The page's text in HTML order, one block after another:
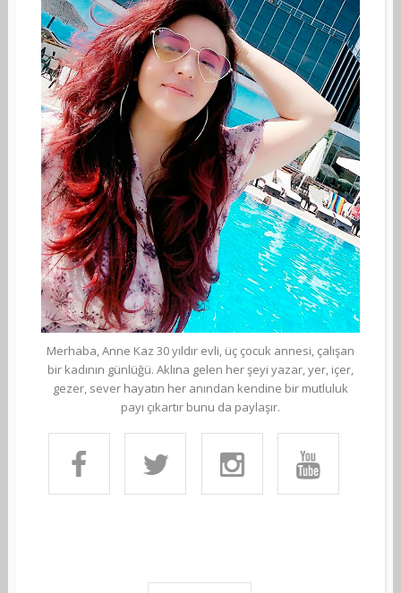
Merhaba, Anne Kaz 30 yıldır evli, üç çocuk annesi, çalışan
bir kadının günlüğü. Aklına gelen her şeyi yazar, yer, içer,
gezer, sever hayatın her anından kendine bir mutluluk
payı çıkartır bunu da paylaşır.